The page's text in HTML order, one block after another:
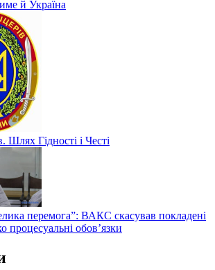
й Україна
Шлях Гідності і Честі
перемога”: ВАКС скасував покладені
процесуальні обов’язки